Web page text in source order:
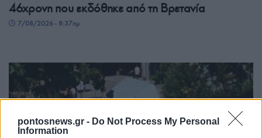
pontosnews.gr - Do Not Process My Personal
Information
46χρονη που εκδόθηκε από τη Βρετανία
7/08/2026 - 8:37πμ